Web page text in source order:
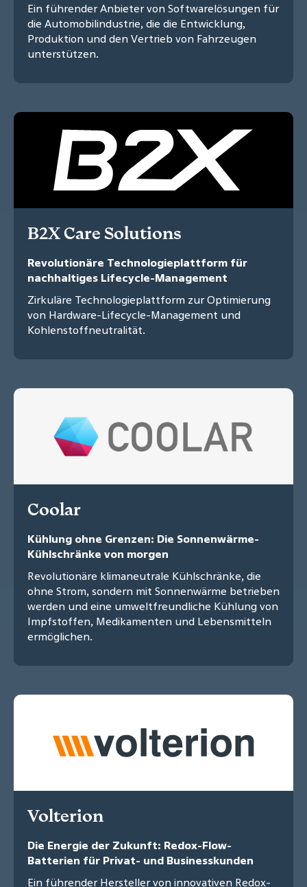
Ein führender Anbieter von Softwarelösungen für
die Automobilindustrie, die die Entwicklung,
Produktion und den Vertrieb von Fahrzeugen
unterstützen.
B2X Care Solutions
Revolutionäre Technologieplattform für
nachhaltiges Lifecycle-Management
Zirkuläre Technologieplattform zur Optimierung
von Hardware-Lifecycle-Management und
Kohlenstoffneutralität.
Coolar
Kühlung ohne Grenzen: Die Sonnenwärme-
Kühlschränke von morgen
Revolutionäre klimaneutrale Kühlschränke, die
ohne Strom, sondern mit Sonnenwärme betrieben
werden und eine umweltfreundliche Kühlung von
Impfstoffen, Medikamenten und Lebensmitteln
ermöglichen.
Volterion
Die Energie der Zukunft: Redox-Flow-
Batterien für Privat- und Businesskunden
Ein führender Hersteller von innovativen Redox-